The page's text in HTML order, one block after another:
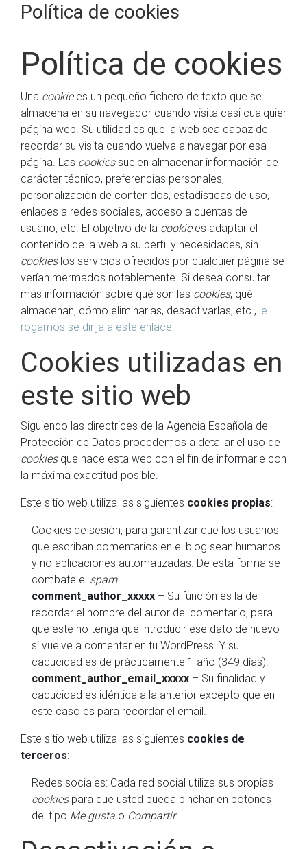
Política de cookies
Política de cookies
Una cookiees un pequeño fichero de texto que se
almacena en su navegador cuando visita casi cualquier
página web. Su utilidad es que la web sea capaz de
recordar su visita cuando vuelva a navegar por esa
página. Las cookiessuelen almacenar información de
carácter técnico, preferencias personales,
personalización de contenidos, estadísticas de uso,
enlaces a redes sociales, acceso a cuentas de
usuario, etc. El objetivo de la cookiees adaptar el
contenido de la web a su perfil y necesidades, sin
cookieslos servicios ofrecidos por cualquier página se
verían mermados notablemente. Si desea consultar
más información sobre qué son las cookies, qué
almacenan, cómo eliminarlas, desactivarlas, etc., le
rogamos se dirija a este enlace.
Cookies utilizadas en
este sitio web
Siguiendo las directrices de la Agencia Española de
Protección de Datos procedemos a detallar el uso de
cookiesque hace esta web con el fin de informarle con
la máxima exactitud posible.
Este sitio web utiliza las siguientes cookies propias:
Cookies de sesión, para garantizar que los usuarios
que escriban comentarios en el blog sean humanos
y no aplicaciones automatizadas. De esta forma se
combate el spam.
comment_author_xxxxx – Su función es la de
recordar el nombre del autor del comentario, para
que este no tenga que introducir ese dato de nuevo
si vuelve a comentar en tu WordPress. Y su
caducidad es de prácticamente 1 año (349 días).
comment_author_email_xxxxx – Su finalidad y
caducidad es idéntica a la anterior excepto que en
este caso es para recordar el email.
Este sitio web utiliza las siguientes cookies de
terceros:
Redes sociales: Cada red social utiliza sus propias
cookiespara que usted pueda pinchar en botones
del tipo Me gusta o Compartir.